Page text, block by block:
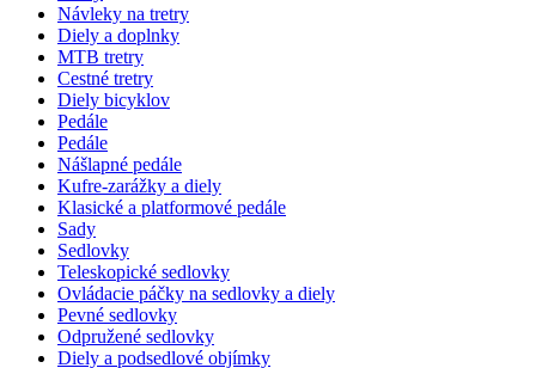
Návleky na tretry
Diely a doplnky
MTB tretry
Cestné tretry
Diely bicyklov
Pedále
Pedále
Nášlapné pedále
Kufre-zarážky a diely
Klasické a platformové pedále
Sady
Sedlovky
Teleskopické sedlovky
Ovládacie páčky na sedlovky a diely
Pevné sedlovky
Odpružené sedlovky
Diely a podsedlové objímky